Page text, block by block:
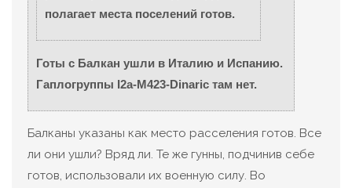
полагает места поселений готов.
Готы с Балкан ушли в Италию и Испанию.
Гаплогруппы I2a-M423-Dinaric там нет.
Балканы указаны как место расселения готов. Все
ли они ушли? Вряд ли. Те же гунны, подчинив себе
готов, использовали их военную силу. Во